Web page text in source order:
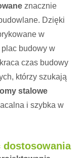
znacznie
Dzięki
w
plac budowy w
czas budowy
którzy szukają
stalowe
i szybka w